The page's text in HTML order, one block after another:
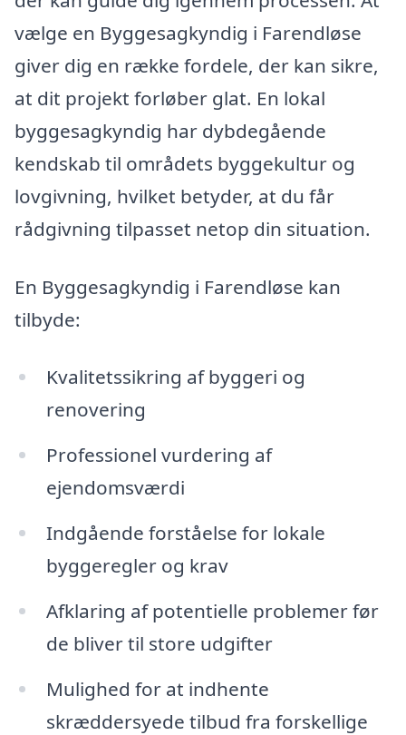
vælge en Byggesagkyndig i Farendløse
giver dig en række fordele, der kan sikre,
at dit projekt forløber glat. En lokal
byggesagkyndig har dybdegående
kendskab til områdets byggekultur og
lovgivning, hvilket betyder, at du får
rådgivning tilpasset netop din situation.
En Byggesagkyndig i Farendløse kan
tilbyde:
Kvalitetssikring af byggeri og
renovering
Professionel vurdering af
ejendomsværdi
Indgående forståelse for lokale
byggeregler og krav
Afklaring af potentielle problemer før
de bliver til store udgifter
Mulighed for at indhente
skræddersyede tilbud fra forskellige